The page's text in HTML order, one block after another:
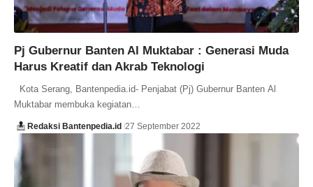
Pj Gubernur Banten Al Muktabar : Generasi Muda
Harus Kreatif dan Akrab Teknologi
Kota Serang, Bantenpedia.id- Penjabat (Pj) Gubernur Banten Al
Muktabar membuka kegiatan…
Redaksi Bantenpedia.id 27 September 2022